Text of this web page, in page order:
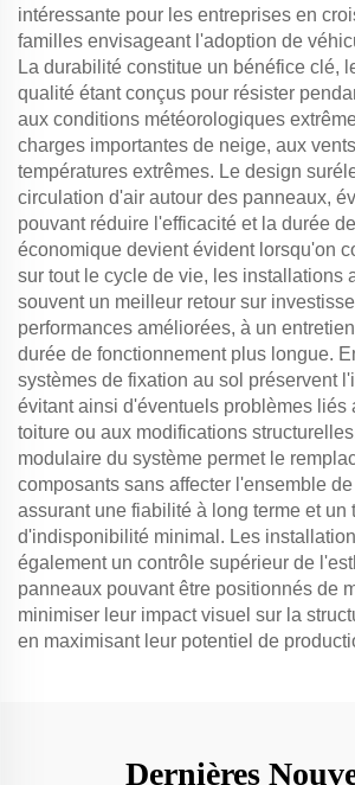
intéressante pour les entreprises en
familles envisageant l'adoption de
La durabilité constitue un bénéfice clé,
qualité étant conçus pour résister
aux conditions météorologiques
charges importantes de neige, aux
températures extrêmes. Le design
circulation d'air autour des panneaux,
pouvant réduire l'efficacité et la durée
économique devient évident lorsqu'on
sur tout le cycle de vie, les installations
souvent un meilleur retour sur
performances améliorées, à un
durée de fonctionnement plus longue.
systèmes de fixation au sol préservent
évitant ainsi d'éventuels problèmes liés
toiture ou aux modifications
modulaire du système permet le
composants sans affecter l'ensemble
assurant une fiabilité à long terme et un
d'indisponibilité minimal. Les
également un contrôle supérieur de
panneaux pouvant être positionnés de
minimiser leur impact visuel sur la
en maximisant leur potentiel de
Dernières